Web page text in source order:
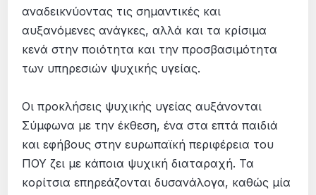
αναδεικνύοντας τις σημαντικές και
αυξανόμενες ανάγκες, αλλά και τα κρίσιμα
κενά στην ποιότητα και την προσβασιμότητα
των υπηρεσιών ψυχικής υγείας.
Οι προκλήσεις ψυχικής υγείας αυξάνονται
Σύμφωνα με την έκθεση, ένα στα επτά παιδιά
και εφήβους στην ευρωπαϊκή περιφέρεια του
ΠΟΥ ζει με κάποια ψυχική διαταραχή. Τα
κορίτσια επηρεάζονται δυσανάλογα, καθώς μία